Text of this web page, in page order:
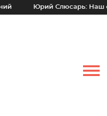
Юрий Слюсарь: Наш основной